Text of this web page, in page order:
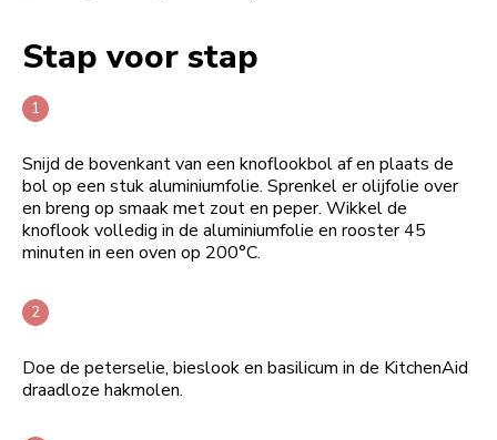
Stap voor stap
Snijd de bovenkant van een knoflookbol af en plaats de
bol op een stuk aluminiumfolie. Sprenkel er olijfolie over
en breng op smaak met zout en peper. Wikkel de
knoflook volledig in de aluminiumfolie en rooster 45
minuten in een oven op 200°C.
Doe de peterselie, bieslook en basilicum in de KitchenAid
draadloze hakmolen.